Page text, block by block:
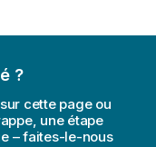
?
cette page ou
une étape
– faites-le-nous